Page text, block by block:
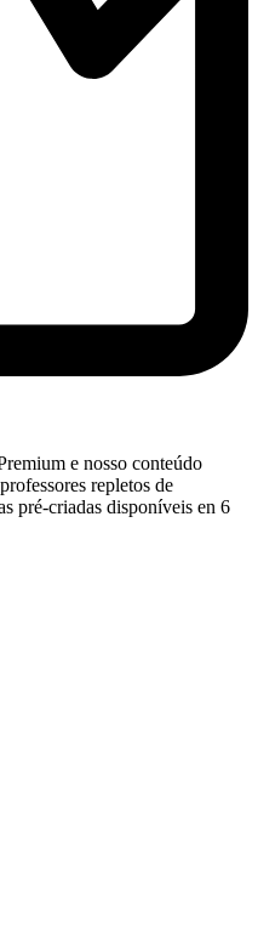
e nosso conteúdo
repletos de
pré-criadas disponíveis en 6